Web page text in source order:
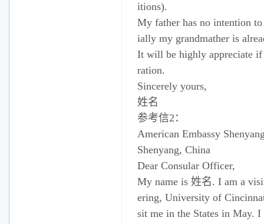
itions).
My father has no intention
ially my grandmather is
It will be highly appreciate
ration.
Sincerely yours,
姓名
参考信2：
American Embassy
Shenyang, China
Dear Consular Officer,
My name is 姓名. I am a
ering, University of
sit me in the States in May.